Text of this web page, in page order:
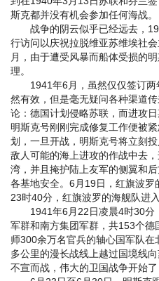
斯克都并没有机会参加任何海战。
战争的阴云似乎已经远去，
行访问以庆祝拉脱维亚苏维埃社
月，由于遭受风暴而船体受损的
理。
1941年6月，虽然仅仅签订两
然有效，但是毫无疑问各种渠道
论：德国计划侵略苏联，而进攻
明斯克号刚刚完成修复工作便被
划，一旦开战，明斯克号将立刻
敌人可能的海上进攻的作战中去
湾，并且掩护陆上友军的侧翼和
各基地安全。6月19日，红旗波
23时40分，红旗波罗的海舰队进入
1941年6月22日凌晨4时30分
军群和南方集团军群，共153个
师300余万名官兵的轴心国军队
多公里的漫长战线上越过国境线
不宣而战，伟大的卫国战争开始了